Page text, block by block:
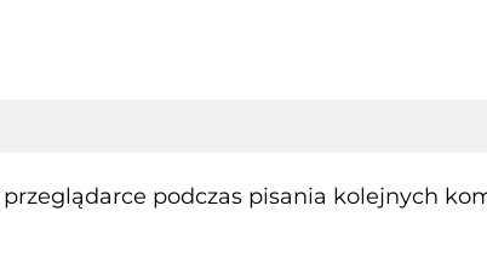
podczas pisania kolejnych